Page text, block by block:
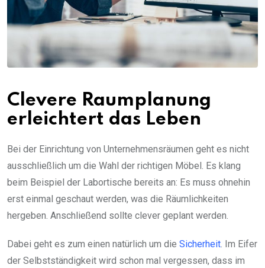
Clevere Raumplanung
erleichtert das Leben
Bei der Einrichtung von Unternehmensräumen geht es nicht
ausschließlich um die Wahl der richtigen Möbel. Es klang
beim Beispiel der Labortische bereits an: Es muss ohnehin
erst einmal geschaut werden, was die Räumlichkeiten
hergeben. Anschließend sollte clever geplant werden.
Dabei geht es zum einen natürlich um die Sicherheit. Im Eifer
der Selbstständigkeit wird schon mal vergessen, dass im